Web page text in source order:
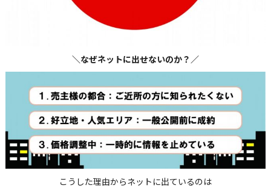
＼なぜネットに出せないのか？／
こうした理由からネットに出ているのは